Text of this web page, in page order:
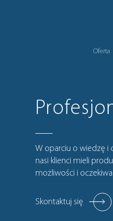
Oferta
W oparciu o wiedzę i
nasi klienci mieli
możliwości i
Skontaktuj się